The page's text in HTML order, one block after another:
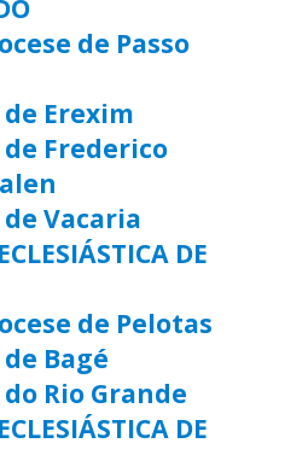
de Passo
Erexim
de Frederico
Vacaria
DE
de Pelotas
Bagé
Rio Grande
DE